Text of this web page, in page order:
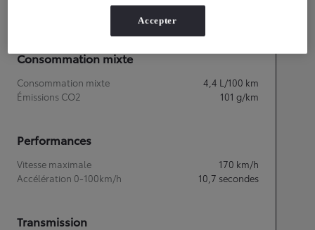
Consommation mixte
Consommation mixte 4,4 L/100 km
Émissions CO2
101 g/km
Performances
Vitesse maximale 170 km/h
Accélération 0-100km/h
10,7 secondes
Transmission
Accepter